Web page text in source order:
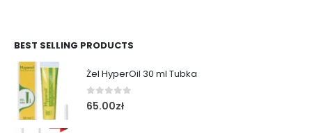
BEST SELLING PRODUCTS
Żel HyperOil 30 ml Tubka
0out of 5
65.00zł